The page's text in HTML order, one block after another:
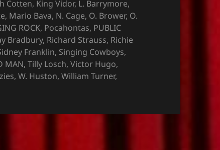
Cotten, King Vidor, L. Barrymore,
, Mario Bava, N. Cage, O. Brower, O.
ROCK, Pocahontas, PUBLIC
Bradbury, Richard Strauss, Richie
Franklin, Singing Cowboys,
MAN,Tilly Losch,Victor Hugo,
,W. Huston,William Turner,